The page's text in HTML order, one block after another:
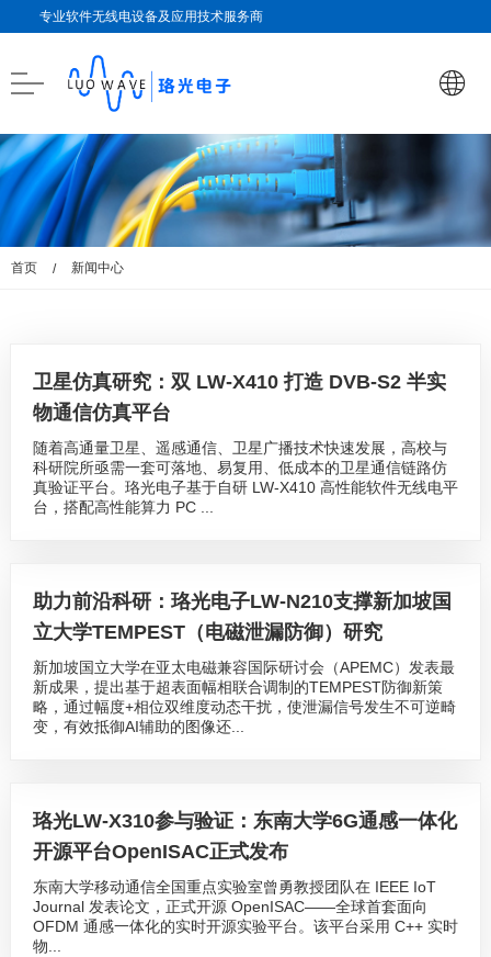
专业软件无线电设备及应用技术服务商
首页 / 新闻中心
卫星仿真研究：双 LW-X410 打造 DVB-S2 半实
物通信仿真平台
​随着高通量卫星、遥感通信、卫星广播技术快速发展，高校与
科研院所亟需一套可落地、易复用、低成本的卫星通信链路仿
真验证平台。珞光电子基于自研 LW-X410 高性能软件无线电平
台，搭配高性能算力 PC ...
助力前沿科研：珞光电子LW-N210支撑新加坡国
立大学TEMPEST（电磁泄漏防御）研究
新加坡国立大学在亚太电磁兼容国际研讨会（APEMC）发表最
新成果，提出基于超表面幅相联合调制的TEMPEST防御新策
略，通过幅度+相位双维度动态干扰，使泄漏信号发生不可逆畸
变，有效抵御AI辅助的图像还...
珞光LW-X310参与验证：东南大学6G通感一体化
开源平台OpenISAC正式发布
东南大学移动通信全国重点实验室曾勇教授团队在 IEEE IoT
Journal 发表论文，正式开源 OpenISAC——全球首套面向
OFDM 通感一体化的实时开源实验平台。该平台采用 C++ 实时
物...